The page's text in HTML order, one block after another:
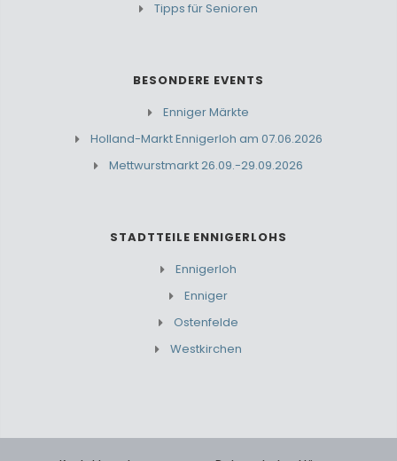
Tipps für Senioren
BESONDERE EVENTS
Enniger Märkte
Holland-Markt Ennigerloh am 07.06.2026
Mettwurstmarkt 26.09.-29.09.2026
STADTTEILE ENNIGERLOHS
Ennigerloh
Enniger
Ostenfelde
Westkirchen